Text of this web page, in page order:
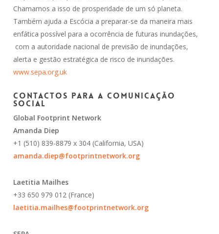
Chamamos a isso de prosperidade de um só planeta.
Também ajuda a Escócia a preparar-se da maneira mais
enfática possível para a ocorrência de futuras inundações,
com a autoridade nacional de previsão de inundações,
alerta e gestão estratégica de risco de inundações.
www.sepa.org.uk
Contactos para a comunicação
social
Global Footprint Network
Amanda Diep
+1 (510) 839-8879 x 304 (California, USA)
amanda.diep@footprintnetwork.org
Laetitia Mailhes
+33 650 979 012 (France)
laetitia.mailhes@footprintnetwork.org